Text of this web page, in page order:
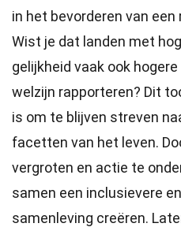
in het bevorderen van
Wist je dat landen met
gelijkheid vaak ook
welzijn rapporteren? Dit
is om te blijven streven
facetten van het leven.
vergroten en actie te
samen een inclusievere
samenleving creëren.